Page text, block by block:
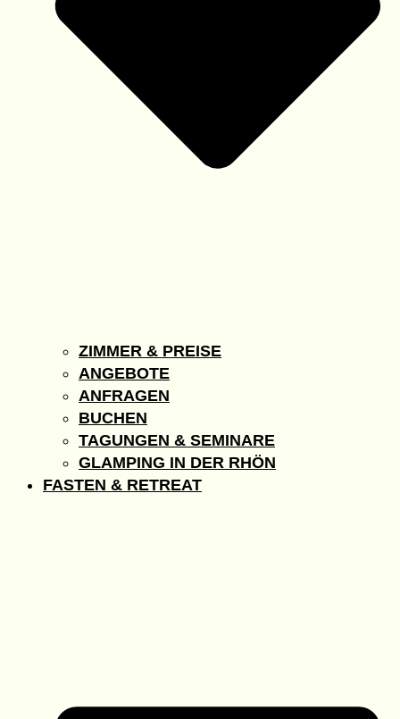
ZIMMER & PREISE
ANGEBOTE
ANFRAGEN
BUCHEN
TAGUNGEN & SEMINARE
GLAMPING IN DER RHÖN
FASTEN & RETREAT